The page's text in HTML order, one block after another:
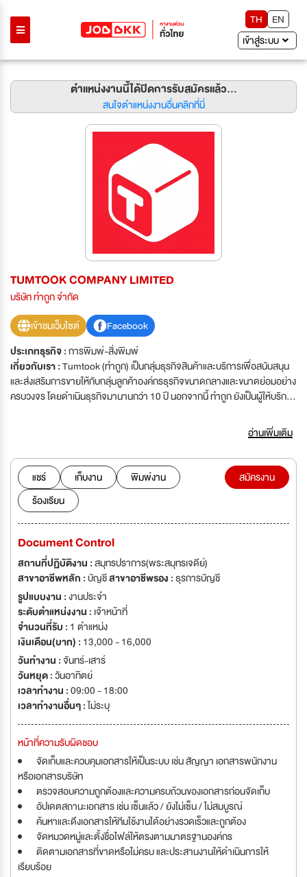
TH
EN
เข้าสู่ระบบ
ตำแหน่งงานนี้ได้ปิดการรับสมัครแล้ว...
สนใจตำแหน่งงานอื่นคลิกที่นี่
TUMTOOK COMPANY LIMITED
บริษัท ทำถูก จำกัด
เข้าชมเว็บไซต์
Facebook
ประเภทธุรกิจ :การพิมพ์-สิ่งพิมพ์
เกี่ยวกับเรา :Tumtook (ทำถูก) เป็นกลุ่มธุรกิจสินค้าและบริการเพื่อสนับสนุน
และส่งเสริมการขายให้กับกลุ่มลูกค้าองค์กร​ธุรกิจขนาดกลางและขนาดย่อมอย่าง
ครบวงจร​ ​โดยดำเนินธุรกิจมานาน​กว่า​ 10​ ปี​ นอกจากนี้​ ทำถูก​ ยังเป็นผู้ให้บริการ
ออกบูธ​และอีเว้นท์​ ป้ายร้านค้า​ ที่มีสินค้าสำเร็จ​รูปมากมายเพื่อเปิดโอกาสให้
ลูกค้าได้มีทางเลือกที่หลากหลายที่เหมาะสมกับธุรกิจขององค์กร​ได้มากที่สุด​ อีก
ทั้งยังมีความเชี่ยวชาญด้านการตลาด​ออนไลน์ที่ติดอันดับต้นๆ​ ของ​ SEO​ และถูก
ค้นหามากที่สุดผ่าน​ Google​ ปัจจุบัน​ ทำถูก​ มีลูกค้าที่ใช้บริการมากกว่า​ 60,000​
ราย
อ่านเพิ่มเติม
แชร์ เก็บงาน
พิมพ์งาน
ร้องเรียน
สมัครงาน
Document Control
สถานที่ปฏิบัติงาน :สมุทรปราการ(พระสมุทรเจดีย์)
สาขาอาชีพหลัก :บัญชีสาขาอาชีพรอง :ธุรการบัญชี
รูปแบบงาน :งานประจำ
ระดับตำแหน่งงาน : เจ้าหน้าที่
จำนวนที่รับ : 1 ตำแหน่ง
เงินเดือน(บาท) : 13,000 - 16,000
วันทำงาน :จันทร์-เสาร์
วันหยุด :วันอาทิตย์
เวลาทำงาน :09:00 - 18:00
เวลาทำงานอื่นๆ :ไม่ระบุ
หน้าที่ความรับผิดชอบ
จัดเก็บและควบคุมเอกสารให้เป็นระบบ เช่น สัญญา เอกสารพนักงาน
หรือเอกสารบริษัท
ตรวจสอบความถูกต้องและความครบถ้วนของเอกสารก่อนจัดเก็บ
อัปเดตสถานะเอกสาร เช่น เซ็นแล้ว / ยังไม่เซ็น / ไม่สมบูรณ์
ค้นหาและดึงเอกสารให้ทีมใช้งานได้อย่างรวดเร็วและถูกต้อง
จัดหมวดหมู่และตั้งชื่อไฟล์ให้ตรงตามมาตรฐานองค์กร
ติดตามเอกสารที่ขาดหรือไม่ครบ และประสานงานให้ดำเนินการให้
เรียบร้อย